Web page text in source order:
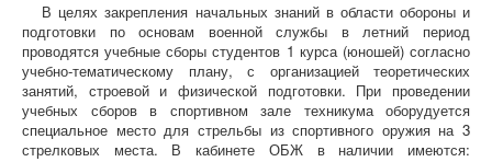
В целях закрепления начальных знаний в области обороны и
подготовки по основам военной службы в летний период
проводятся учебные сборы студентов 1 курса (юношей) согласно
учебно-тематическому плану, с организацией теоретических
занятий, строевой и физической подготовки. При проведении
учебных сборов в спортивном зале техникума оборудуется
специальное место для стрельбы из спортивного оружия на 3
стрелковых места. В кабинете ОБЖ в наличии имеются: